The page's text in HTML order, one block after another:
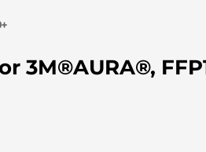
3M®AURA®,